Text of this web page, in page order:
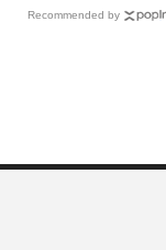
Recommended by